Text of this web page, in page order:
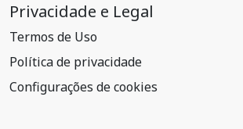
Privacidade e Legal
Termos de Uso
Política de privacidade
Configurações de cookies